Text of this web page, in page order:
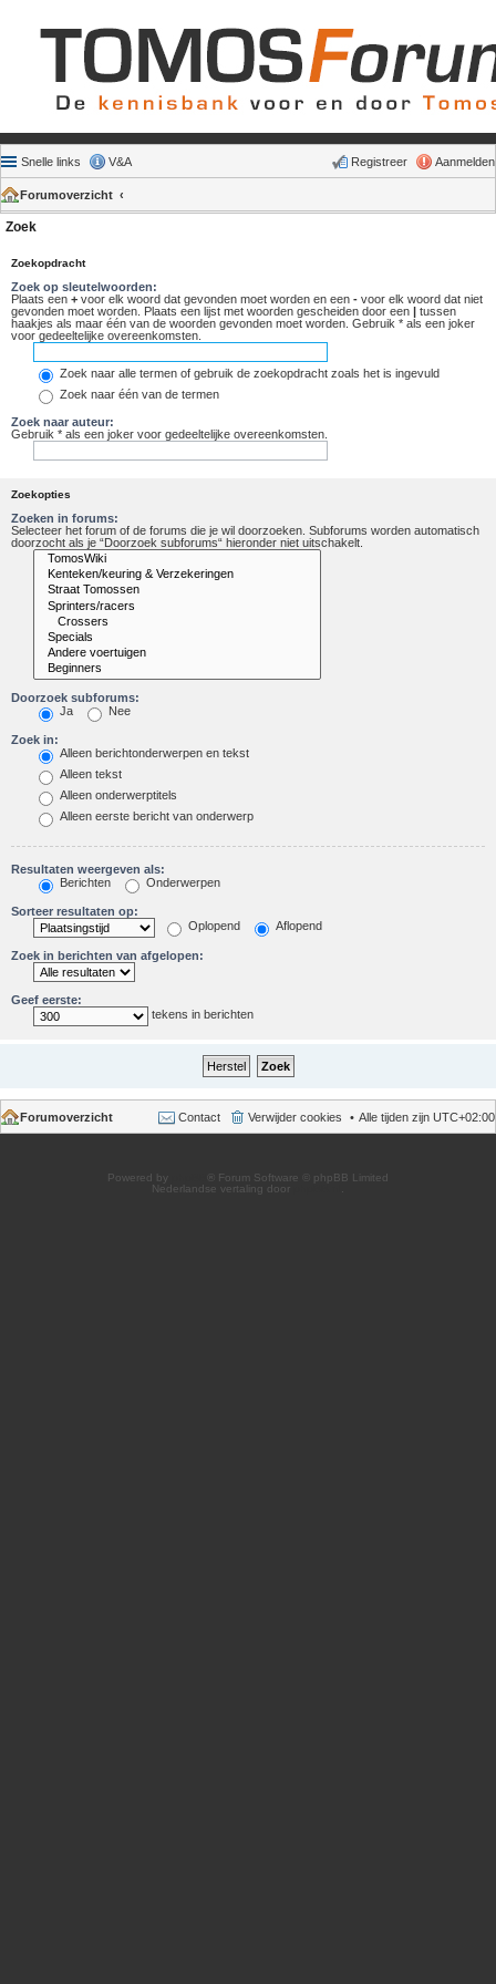
Snelle links V&A Aanmelden
Registreer
Forumoverzicht
Zoek
Zoekopdracht
Zoek op sleutelwoorden:
Plaats een + voor elk woord dat gevonden moet worden en een - voor elk woord dat niet
gevonden moet worden. Plaats een lijst met woorden gescheiden door een | tussen
haakjes als maar één van de woorden gevonden moet worden. Gebruik * als een joker
voor gedeeltelijke overeenkomsten.
Zoek naar alle termen of gebruik de zoekopdracht zoals het is ingevuld
Zoek naar één van de termen
Zoek naar auteur:
Gebruik * als een joker voor gedeeltelijke overeenkomsten.
Zoekopties
Zoeken in forums:
Selecteer het forum of de forums die je wil doorzoeken. Subforums worden automatisch
doorzocht als je “Doorzoek subforums“ hieronder niet uitschakelt.
Doorzoek subforums:
Ja
Nee
Zoek in:
Alleen berichtonderwerpen en tekst
Alleen tekst
Alleen onderwerptitels
Alleen eerste bericht van onderwerp
Resultaten weergeven als:
Berichten
Onderwerpen
Sorteer resultaten op:
Oplopend
Aflopend
Zoek in berichten van afgelopen:
Geef eerste:
tekens in berichten
Forumoverzicht Alle tijden zijn UTC+02:00
Verwijder cookies
Contact
Powered by
® Forum Software © phpBB Limited
Nederlandse vertaling door